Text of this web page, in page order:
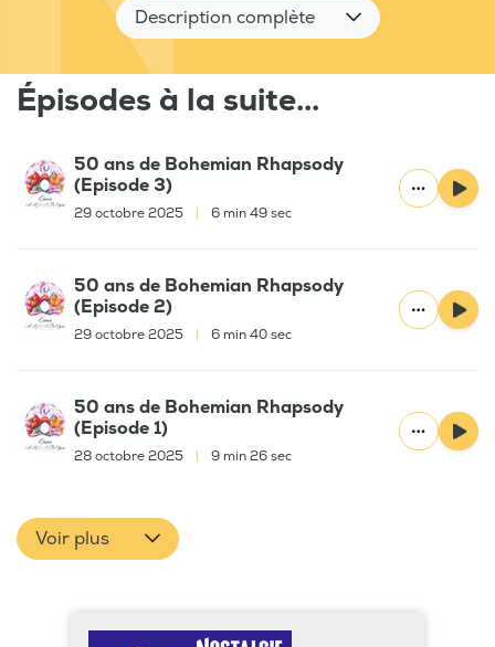
Description complète
Épisodes à la suite...
50 ans de Bohemian Rhapsody
(Episode 3)
29 octobre 2025 6 min 49 sec
50 ans de Bohemian Rhapsody
(Episode 2)
29 octobre 2025 6 min 40 sec
50 ans de Bohemian Rhapsody
(Episode 1)
28 octobre 2025 9 min 26 sec
Voir plus